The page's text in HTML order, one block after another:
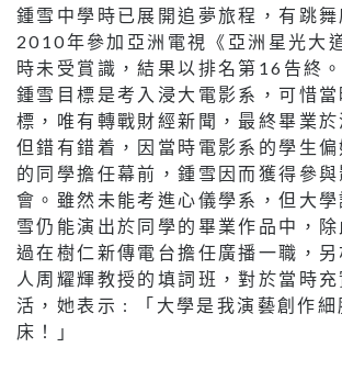
鍾雪中學時已展開追夢旅程，有跳舞
2010年參加亞洲電視《亞洲星光大
時未受賞識，結果以排名第16告終
鍾雪目標是考入浸大電影系，可惜
標，唯有轉戰財經新聞，最終畢業於
但錯有錯着，因當時電影系的學生
的同學擔任幕前，鍾雪因而獲得參
會。雖然未能考進心儀學系，但大
雪仍能演出於同學的畢業作品中，
過在樹仁新傳電台擔任廣播一職，
人周耀輝教授的填詞班，對於當時
活，她表示 : 「大學是我演藝創作細
床！」